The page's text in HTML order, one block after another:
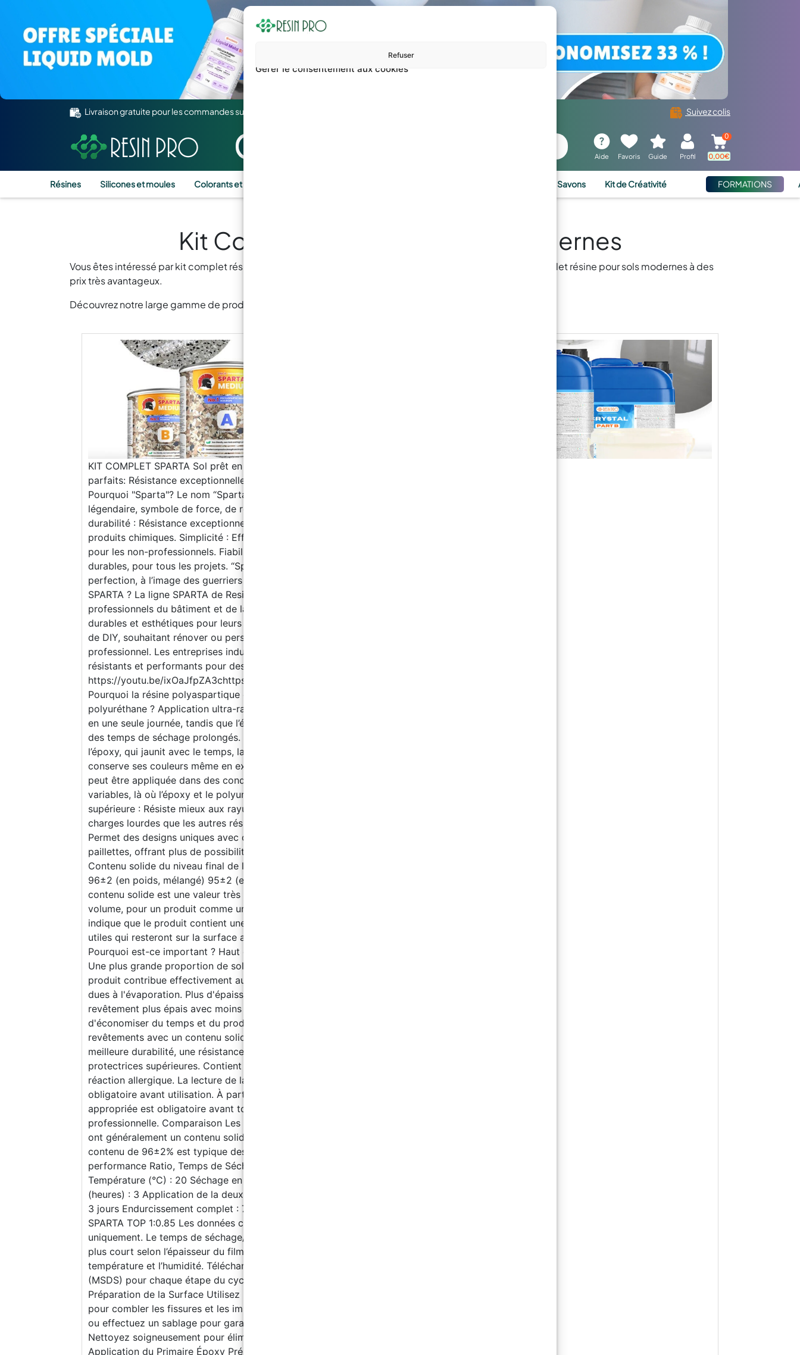
Gérer le consentement aux cookies
Refuser
Livraison gratuite pour les commandes supérieures à 99 € Suivez colis
Aide Favoris Guide Profil
0
0,00€
Résines Silicones et moules Colorants et Pigments Bougies et Savons Kit de Créativité FORMATIONS
Kit Complet Résine Pour Sols Modernes
Vous êtes intéressé par kit complet résine pour sols modernes ? Sur RESIN PRO, vous pouvez trouver kit complet résine pour sols modernes à des
prix très avantageux.
Découvrez notre large gamme de produits pour vos besoins créatifs et professionnels :
KIT COMPLET SPARTA Sol prêt en 24 heures - Tout-en-un pour vos sols
parfaits: Résistance exceptionnelle à l’usure
Pourquoi "Sparta"? Le nom “Sparta” s’inspire de la cité grecque légendaire, symbole de force, de résilience et de discipline. Force et durabilité : Résistance exceptionnelle à l’usure, aux rayures et aux produits chimiques. Simplicité : Efficace et facile à appliquer, même pour les non-professionnels. Fiabilité : Des performances constantes et durables, pour tous les projets. “Sparta” incarne robustesse et perfection, à l’image des guerriers spartiates. À qui s'adresse la ligne SPARTA ? La ligne SPARTA de Resine Pro est idéale pour : Les professionnels du bâtiment et de la décoration cherchant des solutions durables et esthétiques pour leurs projets. Les particuliers passionnés de DIY, souhaitant rénover ou personnaliser leurs sols avec un rendu professionnel. Les entreprises industrielles, nécessitant des revêtements résistants et performants pour des environnements exigeants. https://youtu.be/ixOaJfpZA3chttps://youtube.com/embed/DOjukBAlMow Pourquoi la résine polyaspartique est meilleure que l'époxy ou le polyuréthane ? Application ultra-rapide : La polyaspartique est prête en une seule journée, tandis que l’époxy et le polyuréthane nécessitent des temps de séchage prolongés. Résistance aux UV : Contrairement à l’époxy, qui jaunit avec le temps, la polyaspartique reste stable et conserve ses couleurs même en extérieur. Polyvalence climatique : Elle peut être appliquée dans des conditions de température et d’humidité variables, là où l’époxy et le polyuréthane sont limités. Durabilité supérieure : Résiste mieux aux rayures, aux produits chimiques et aux charges lourdes que les autres résines. Finitions esthétiques modernes : Permet des designs uniques avec des effets métalliques, sable coloré ou paillettes, offrant plus de possibilités que l’époxy ou le polyuréthane. Contenu solide du niveau final de la couche de finition (Top Coat) (%): 96±2 (en poids, mélangé) 95±2 (en volume, mélangé) 96±2% de contenu solide est une valeur très élevée, que ce soit en poids ou en volume, pour un produit comme une peinture ou un top coat. Cela indique que le produit contient une forte concentration de matériaux utiles qui resteront sur la surface après l'évaporation du solvant. Pourquoi est-ce important ? Haut contenu solide = moins de pertes : Une plus grande proportion de solides signifie que la majorité du produit contribue effectivement au revêtement final, réduisant les pertes dues à l'évaporation. Plus d'épaisseur par application : On obtient un revêtement plus épais avec moins de couches, ce qui permet d'économiser du temps et du produit. Performances élevées : Les revêtements avec un contenu solide élevé offrent généralement une meilleure durabilité, une résistance chimique accrue et des propriétés protectrices supérieures. Contient des isocyanates. Peut provoquer une réaction allergique. La lecture de la fiche de données de sécurité est obligatoire avant utilisation. À partir du 24 août 2023, une formation appropriée est obligatoire avant toute utilisation industrielle ou professionnelle. Comparaison Les peintures ou revêtements standard ont généralement un contenu solide compris entre 30% et 70%. Un contenu de 96±2% est typique des produits haut de gamme ou à haute performance Ratio, Temps de Séchage et Intervalle de Peinture Température (°C) : 20 Séchage en surface (heures) : 1 Sec au toucher (heures) : 3 Application de la deuxième couche : 3-4 heures Transitable : 3 jours Endurcissement complet : 7 jours Ratio SPARTA MEDIUM 1:1, SPARTA TOP 1:0.85 Les données ci-dessus sont fournies à titre indicatif uniquement. Le temps de séchage/intervalle réel peut être plus long ou plus court selon l’épaisseur du film, les conditions de ventilation, la température et l’humidité. Téléchargez la fiche de données de sécurité (MSDS) pour chaque étape du cycle. Instructions d'Application Préparation de la Surface Utilisez le mastic MAGELSTICK RESINPRO pour combler les fissures et les imperfections. Poncez mécaniquement ou effectuez un sablage pour garantir une adhérence optimale. Nettoyez soigneusement pour éliminer toute poussière et débris. Application du Primaire Époxy Préparez le primaire époxy iCrystal en respectant les proportions correctes de mélange. Appliquez une couche fine et uniforme avec un rouleau ou une spatule. Laissez sécher selon les instructions (généralement 6-8 heures). Application de la Sous-couche Polyaspartique (SPARTA Medium) Ajoutez le colorant à hauteur de 10 % du volume total (100 g pour 1 kg). Mélangez soigneusement la sous-couche polyaspartique jusqu’à obtenir un mélange homogène. Appliquez uniformément le produit sur la surface préparée à l’aide d’un rouleau. Paillettes Décoratives Lorsque la sous-couche est encore fraîche, saupoudrez généreusement les paillettes décoratives. Assurez-vous d’obtenir une couverture uniforme. Laissez durcir jusqu’à ce que la sous-couche ne soit plus collante. Racler et aspirer Une fois durci et sec, raclez le sol avec une spatule pour éliminer les bords rugueux. Aspirez les paillettes excédentaires pour obtenir une surface lisse. Application de la Finition Polyaspartique (SPARTA Top) Mélangez soigneusement la finition polyaspartique. Appliquez uniformément avec un rouleau pour obtenir une finition durable et brillante. Laissez sécher selon les instructions (séchage rapide en 2-3 heures). Mesures de Sécurité SPARTA Medium EUH204 : Contient des isocyanates. Peut provoquer une réaction allergique. La lecture de la fiche de données de sécurité est obligatoire avant utilisation. À partir du 24 août 2023, une formation appropriée est obligatoire avant toute utilisation industrielle ou professionnelle. Téléchargez les fiches de données de sécurité (MSDS) ici. Composant A Utilisation d’équipements de protection individuelle (EPI) : Lors de la manipulation, portez des gants de protection conformes à la norme EN ISO 374-1:2016+A1:2018 et des lunettes panoramiques conformes à la norme EN 166:2002 pour protéger les yeux et le visage contre les projections. Protection respiratoire : Utilisez un masque auto-filtrant pour gaz et vapeurs conforme à la norme EN 405:2002+A1:2010 dans les espaces mal ventilés ou en cas de forte exposition. Vêtements de protection : Portez des vêtements de travail résistant aux produits chimiques conformes aux normes EN ISO 6529:2013 et EN ISO 13688:2013 pour éviter tout contact avec la peau. Stockage et mesures complémentaires : Installez des douches d’urgence et des bains oculaires dans les zones de travail conformément aux normes ANSI Z358-1 et DIN 12 899. Évitez tout rejet dans l’environnement. Conseils d’hygiène : Ne pas manger, boire ou fumer pendant l’utilisation. Lavez-vous soigneusement les mains après manipulation et avant de consommer des aliments. Composant B A. Équipements de protection individuelle (EPI) : Utiliser des équipements de protection individuelle de base portant le marquage CE. Consulter les instructions du fabricant pour des informations détaillées sur le stockage, l’utilisation et la catégorie de protection des EPI. Les recommandations s’appliquent au produit pur. Les mesures peuvent varier selon la dilution, l’utilisation ou le mode d’application. B. Protection respiratoire : Équipement recommandé : Masque auto-filtrant pour gaz et vapeurs (EN 405:2002+A1:2010). Observation : Remplacer le masque dès qu’une odeur ou un goût est détecté. En l’absence d’alerte olfactive, il est conseillé d’utiliser un équipement isolant. C. Protection des mains : Équipement recommandé : Gants de protection conformes aux normes EN ISO 21420:2020 et EN ISO 374-1:2016+A1:2018. Observation : Remplacer les gants dès les premiers signes de détérioration. Tester leur résistance avant utilisation, car le produit est une combinaison de matériaux variés. D. Protection oculaire et faciale : Équipement recommandé : Lunettes panoramiques contre les projections (EN 166:2002, EN ISO 4007:2018). Observation : Nettoyer quotidiennement et désinfecter régulièrement. Utiliser en cas de risque de projections. E. Protection du corps : Vêtements de travail : Conformes aux normes EN ISO 6529:2013, EN ISO 13688:2013 et EN 464:1994. Chaussures antidérapantes : Normes EN ISO 20347:2022 et EN ISO 20345:2022. Observation : Remplacer les vêtements ou chaussures dès les premiers signes de détérioration. F. Mesures complémentaires d’urgence : Douche de sécurité : Conformité aux normes ANSI Z358-1 et ISO 3864-1:2011. Station de lavage oculaire : Conformité aux normes DIN 12 899 et ISO 3864-4:2011. SPARTA Top Composant A A. Équipements de protection individuelle : Utiliser des équipements marqués CE adaptés à la manipulation de produits chimiques. Les mesures spécifiques peuvent varier selon le degré de dilution, la méthode d’application ou l’utilisation. Installer des douches de sécurité et des stations de lavage oculaire dans les zones de stockage, conformément aux réglementations locales pour les produits chimiques dangereux. B. Protection respiratoire : Équipement recommandé : Masque auto-filtrant pour gaz et vapeurs, conforme à la norme EN 405:2002+A1:2010. Observation : Remplacer le masque dès qu’une odeur ou un goût est perçu. En l’absence de signal d’alerte, utiliser des équipements isolants. C. Protection des mains : Équipement recommandé : Gants de protection conformes aux normes EN ISO 21420:2020 et EN ISO 374-1:2016+A1:2018. Observation : Tester les gants avant utilisation car la résistance peut varier selon les matériaux du produit. Remplacer les gants dès qu’ils montrent des signes de détérioration. D. Protection oculaire et faciale : Équipement recommandé : Lunettes panoramiques contre les projections, conformes aux normes EN 166:2002 et EN ISO 4007:2018. Observation : Nettoyer et désinfecter régulièrement les lunettes. Utiliser en cas de risque de projections de produit. E. Protection du corps : Équipement recommandé : Vêtements de travail : Conformes aux normes EN ISO 6529:2013, EN ISO 13688:2013 et EN 464:1994. Chaussures antidérapantes : Conformes aux